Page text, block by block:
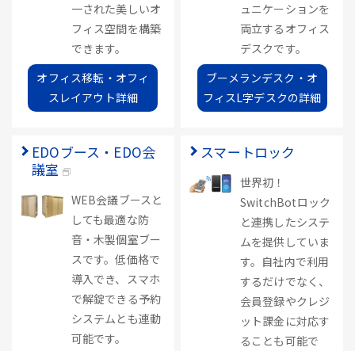
一された美しいオ
フィス空間を構築
できます。
オフィス移転・オフィ
スレイアウト詳細
ュニケーションを
両立するオフィス
デスクです。
ブーメランデスク・オ
フィスL字デスクの詳細
EDOブース・EDO会
議室
WEB会議ブースと
しても最適な防
音・木製個室ブー
スです。低価格で
導入でき、スマホ
で解錠できる予約
システムとも連動
可能です。
スマートロック
世界初！
SwitchBotロック
と連携したシステ
ムを提供していま
す。自社内で利用
するだけでなく、
会員登録やクレジ
ット課金に対応す
ることも可能で